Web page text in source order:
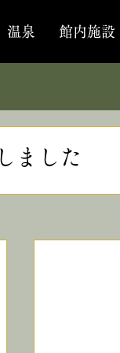
温泉 館内施設
ました